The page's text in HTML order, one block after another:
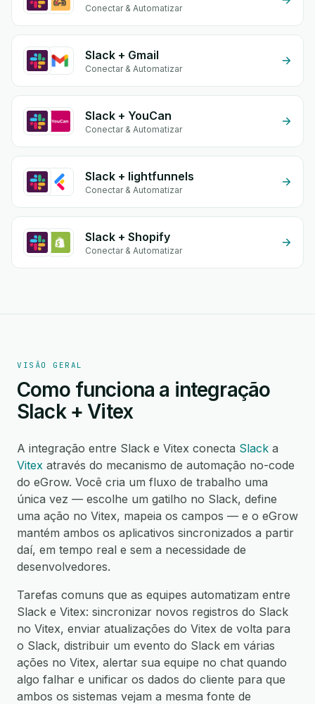
Conectar & Automatizar
Slack + Gmail
Conectar & Automatizar
Slack + YouCan
Conectar & Automatizar
Slack + lightfunnels
Conectar & Automatizar
Slack + Shopify
Conectar & Automatizar
VISÃO GERAL
Como funciona a integração
Slack + Vitex
A integração entre Slack e Vitex conecta Slack a
Vitex através do mecanismo de automação no-code
do eGrow. Você cria um fluxo de trabalho uma
única vez — escolhe um gatilho no Slack, define
uma ação no Vitex, mapeia os campos — e o eGrow
mantém ambos os aplicativos sincronizados a partir
daí, em tempo real e sem a necessidade de
desenvolvedores.
Tarefas comuns que as equipes automatizam entre
Slack e Vitex: sincronizar novos registros do Slack
no Vitex, enviar atualizações do Vitex de volta para
o Slack, distribuir um evento do Slack em várias
ações no Vitex, alertar sua equipe no chat quando
algo falhar e unificar os dados do cliente para que
ambos os sistemas vejam a mesma fonte de